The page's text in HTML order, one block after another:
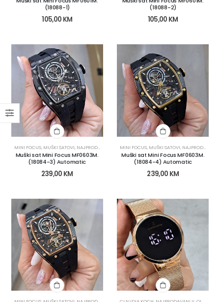
(18088-1)
105,00 KM
(18088-2)
105,00 KM
MINI FOCUS, MUŠKI SATOVI, NAJPRODAVANIJI SATOVI
Muški sat Mini Focus MF0603M.
(18084-3) Automatic
239,00 KM
MINI FOCUS, MUŠKI SATOVI, NAJPRODAVANIJI
Muški sat Mini Focus MF0603M.
(18084-4) Automatic
239,00 KM